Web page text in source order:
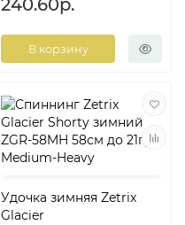
240.60р.
В корзину
Удочка зимняя Zetrix
Glacier